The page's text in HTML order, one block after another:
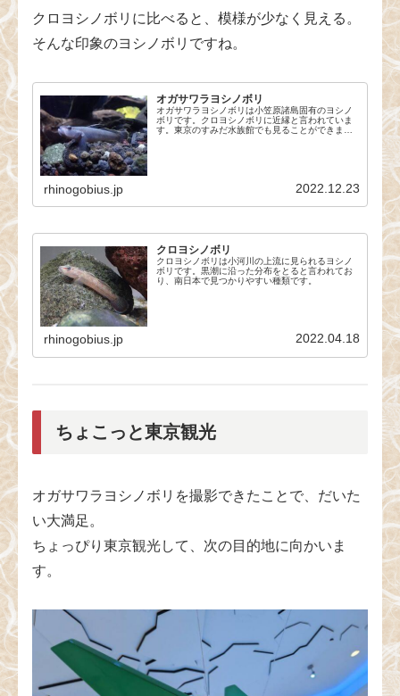
クロヨシノボリに比べると、模様が少なく見える。
そんな印象のヨシノボリですね。
オガサワラヨシノボリ
オガサワラヨシノボリは小笠原諸島固有のヨシノ
ボリです。クロヨシノボリに近縁と言われていま
す。東京のすみだ水族館でも見ることができま
rhinogobius.jp 2022.12.23
クロヨシノボリ
クロヨシノボリは小河川の上流に見られるヨシノ
ボリです。黒潮に沿った分布をとると言われてお
り、南日本で見つかりやすい種類です。
rhinogobius.jp 2022.04.18
ちょこっと東京観光
オガサワラヨシノボリを撮影できたことで、だいた
い大満足。
ちょっぴり東京観光して、次の目的地に向かいま
す。